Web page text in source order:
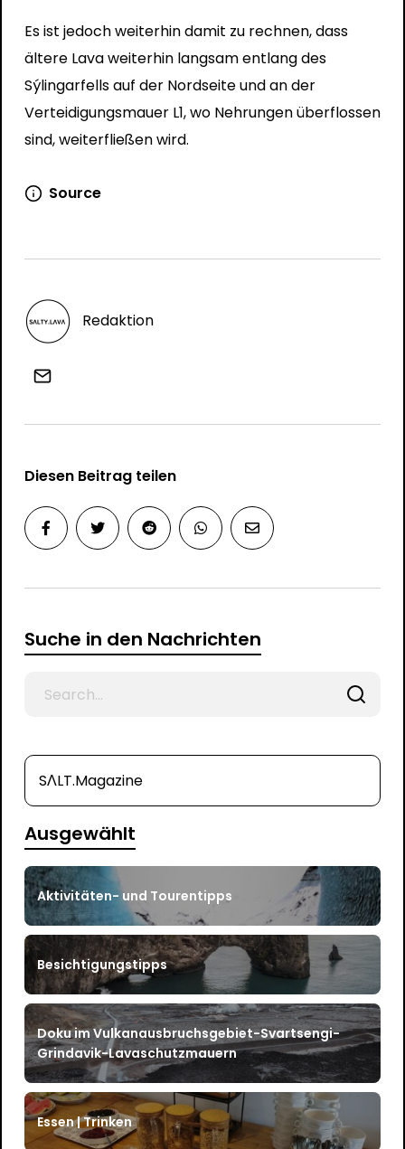
Es ist jedoch weiterhin damit zu rechnen, dass
ältere Lava weiterhin langsam entlang des
Sýlingarfells auf der Nordseite und an der
Verteidigungsmauer L1, wo Nehrungen überflossen
sind, weiterfließen wird.
Source
Redaktion
Diesen Beitrag teilen
Suche in den Nachrichten
SΛLT.Magazine
Ausgewählt
Aktivitäten- und Tourentipps
Besichtigungstipps
Doku im Vulkanausbruchsgebiet-Svartsengi-
Grindavik-Lavaschutzmauern
Essen | Trinken